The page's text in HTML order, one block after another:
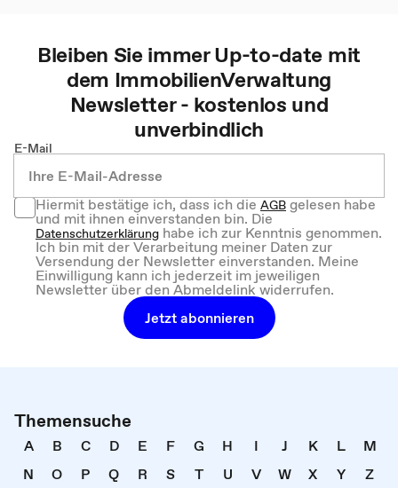
Bleiben Sie immer Up-to-date mit
dem ImmobilienVerwaltung
Newsletter - kostenlos und
unverbindlich
E-Mail
Hiermit bestätige ich, dass ich dieAGBgelesen habe
und mit ihnen einverstanden bin. Die
Datenschutzerklärung habe ich zur Kenntnis genommen.
Ich bin mit der Verarbeitung meiner Daten zur
Versendung der Newsletter einverstanden. Meine
Einwilligung kann ich jederzeit im jeweiligen
Newsletter über den Abmeldelink widerrufen.
Jetzt abonnieren
Themensuche
A B C D E F G H I J K L
M
N
O P Q R S T U V W X Y
Z